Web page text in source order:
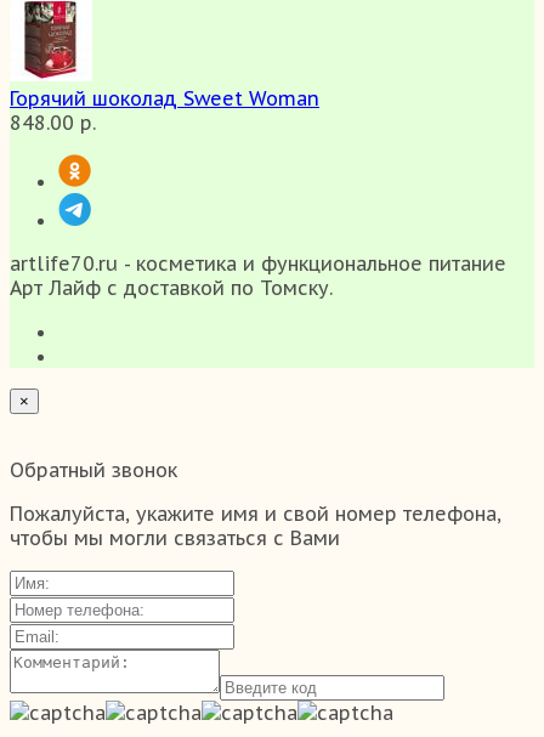
Горячий шоколад Sweet Woman
848.00 р.
artlife70.ru - косметика и функциональное питание
Арт Лайф с доставкой по Томску.
×
Обратный звонок
Пожалуйста, укажите имя и свой номер телефона,
чтобы мы могли связаться с Вами